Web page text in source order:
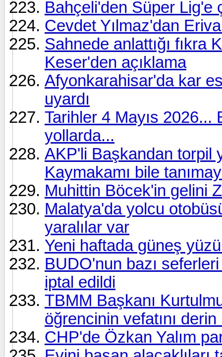
Bahçeli'den Süper Lig'e
Cevdet Yılmaz'dan
Sahnede anlattığı
Keser'den açıklama
Afyonkarahisar'da kar
uyardı
Tarihler 4 Mayıs
yollarda...
AKP'li Başkandan torpil
Kaymakamı bile
Muhittin Böcek'in gelini
Malatya'da yolcu
yaralılar var
Yeni haftada güneş
BUDO'nun bazı
iptal edildi
TBMM Başkanı
öğrencinin vefatını
CHP'de Özkan Yalım